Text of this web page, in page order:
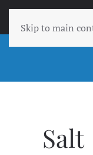
Skip to main
Salt